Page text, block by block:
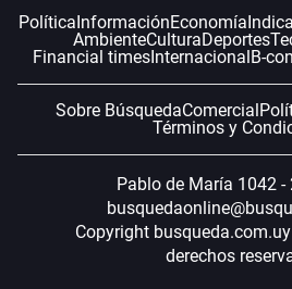
PolíticaInformaciónEconomía
AmbienteCulturaDeportes
Financial timesInternacionalB-
Sobre BúsquedaComercial
Términos y
Pablo de María 1042 -
Copyright
derechos